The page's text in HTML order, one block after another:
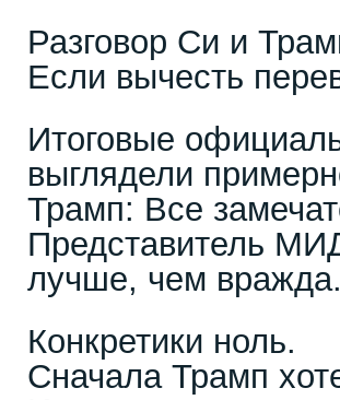
Разговор Си и
Если вычесть
Итоговые
выглядели
Трамп: Все
Представитель
лучше, чем вражда.
Конкретики ноль.
Сначала Трамп